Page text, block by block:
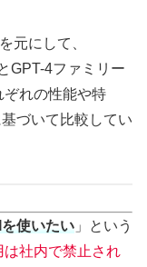
元にして、
GPT-4ファミリー
ぞれの性能や特
づいて比較してい
使いたい 」という
社内で禁止され